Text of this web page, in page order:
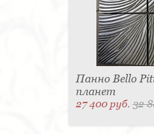
Панно Bello
планет
27 400 руб.32